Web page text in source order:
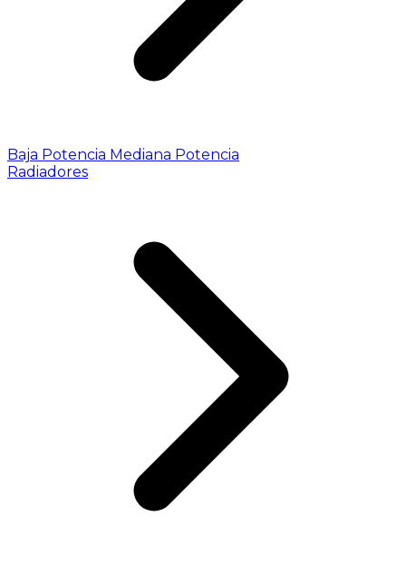
Baja Potencia Mediana Potencia
Radiadores